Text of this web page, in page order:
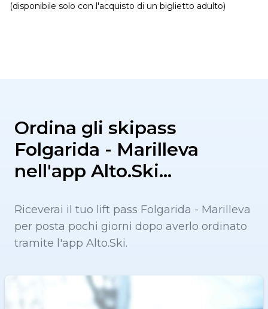
(disponibile solo con l'acquisto di un biglietto adulto)
Ordina gli skipass
Folgarida - Marilleva
nell'app Alto.Ski…
Riceverai il tuo lift pass Folgarida - Marilleva
per posta pochi giorni dopo averlo ordinato
tramite l'app Alto.Ski.